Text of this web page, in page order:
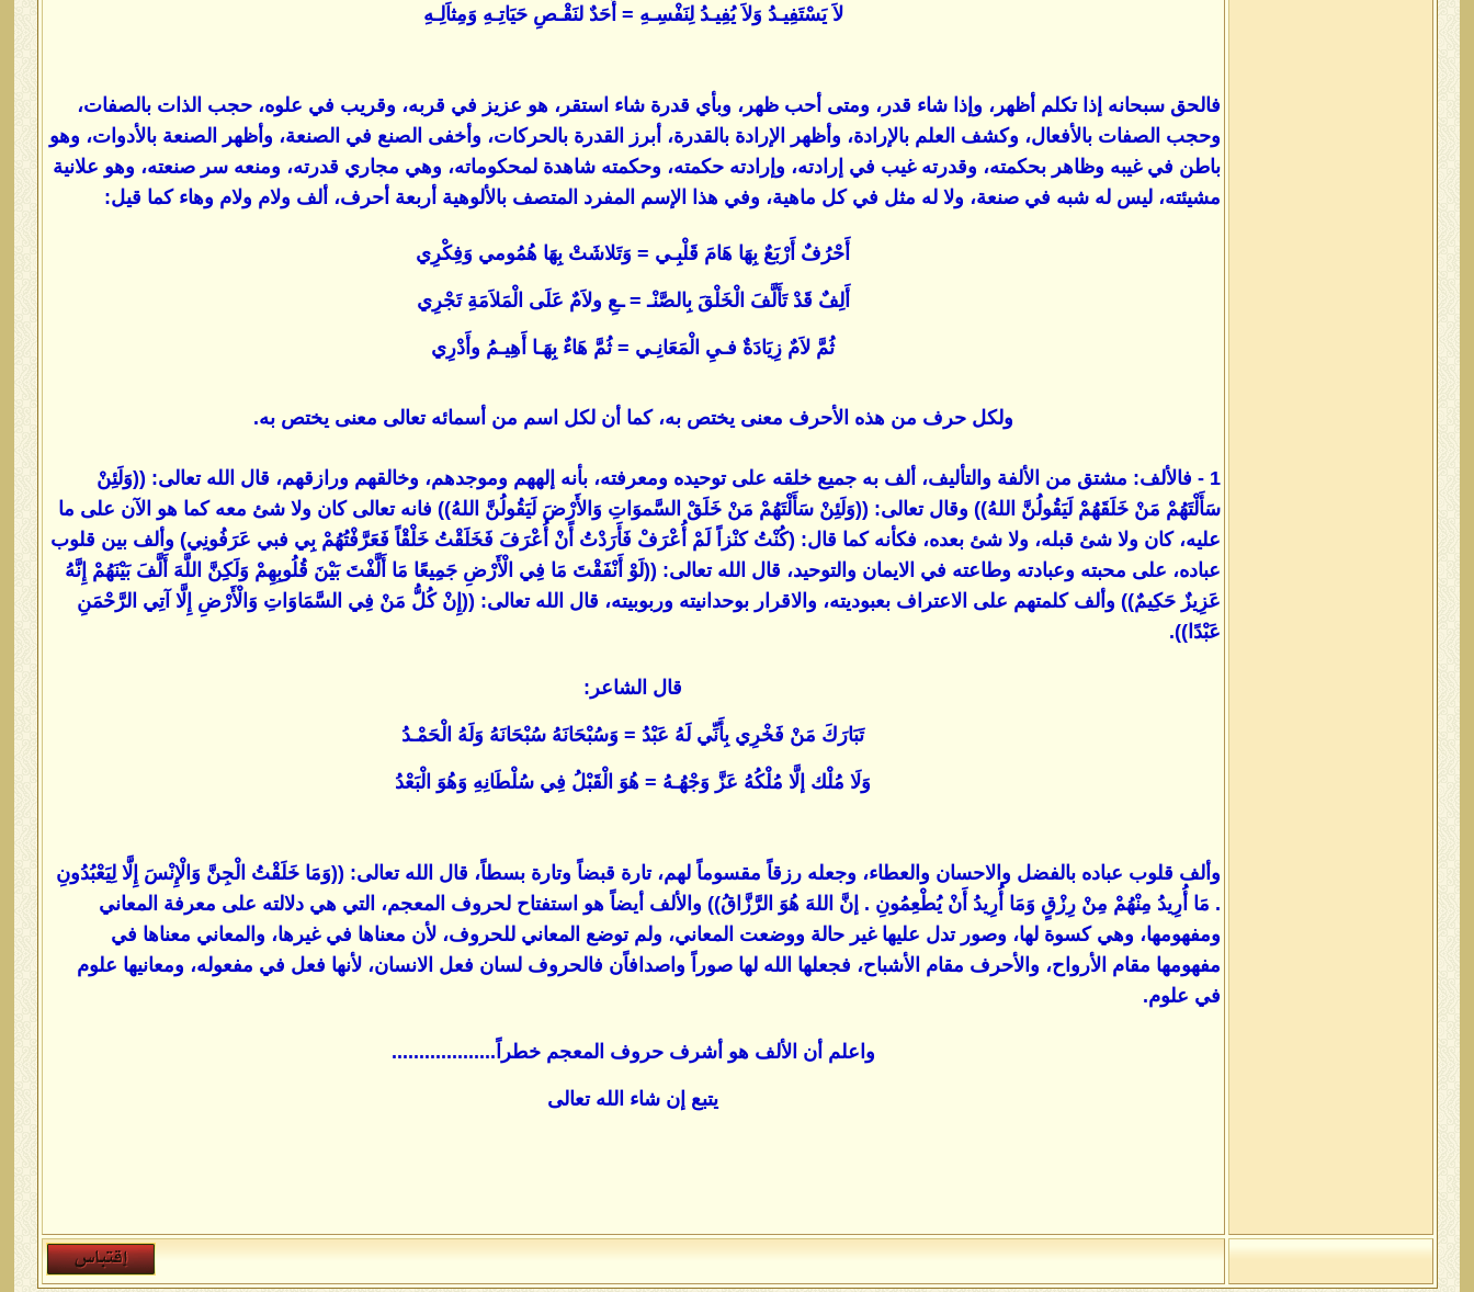
لاَ يَسْتَفِيـدُ وَلاَ يُفِيـدُ لِنَفْسِـهِ = أَحَدٌ لنَقْـصِ حَيَاتِـهِ وَمِثاَلِـهِ
فالحق سبحانه إذا تكلم أظهر، وإذا شاء قدر، ومتى أحب ظهر، وبأي قدرة شاء استقر، هو عزيز في قربه، وقريب في علوه، حجب الذات بالصفات،
وحجب الصفات بالأفعال، وكشف العلم بالإرادة، وأظهر الإرادة بالقدرة، أبرز القدرة بالحركات، وأخفى الصنع في الصنعة، وأظهر الصنعة بالأدوات، وهو
باطن في غيبه وظاهر بحكمته، وقدرته غيب في إرادته، وإرادته حكمته، وحكمته شاهدة لمحكوماته، وهي مجاري قدرته، ومنعه سر صنعته، وهو علانية
مشيئته، ليس له شبه في صنعة، ولا له مثل في كل ماهية، وفي هذا الإسم المفرد المتصف بالألوهية أربعة أحرف، ألف ولام ولام وهاء كما قيل:
أَحْرُفٌ أَرْبَعٌ بِهَا هَامَ قَلْبِـي = وَتَلاشَتْ بِهَا هُمُومي وَفِكْرِي
أَلِفٌ قَدْ تَأَلَّفَ الْخَلْقَ بِالصَّنْـ = ـعِ ولاَمٌ عَلَى الْمَلاَمَةِ تَجْرِي
ثُمَّ لاَمٌ زِيَادَةٌ فـيِ الْمَعَانِـي = ثُمَّ هَاءٌ بِهَـا أَهِيـمُ وأَدْرِي
ولكل حرف من هذه الأحرف معنى يختص به، كما أن لكل اسم من أسمائه تعالى معنى يختص به.
1 - فالألف: مشتق من الألفة والتأليف، ألف به جميع خلقه على توحيده ومعرفته، بأنه إلههم وموجدهم، وخالقهم ورازقهم، قال الله تعالى: ((وَلَئِنْ
سَأَلْتَهُمْ مَنْ خَلَقَهُمْ لَيَقُولُنَّ اللهُ)) وقال تعالى: ((وَلَئِنْ سَأَلْتَهُمْ مَنْ خَلَقْ السَّموَاتِ وَالأَرْضَ لَيَقُولُنَّ اللهُ)) فانه تعالى كان ولا شئ معه كما هو الآن على ما
عليه، كان ولا شئ قبله، ولا شئ بعده، فكأنه كما قال: (كُنْتُ كنْزاً لَمْ أُعْرَفْ فَأَرَدْتُ أًنْ أُعْرَفَ فَخَلَقْتُ خَلْقْاً فَعَرَّفْتُهُمْ بِي فبي عَرَفُونِي) وألف بين قلوب
عباده، على محبته وعبادته وطاعته في الايمان والتوحيد، قال الله تعالى: ((لَوْ أَنْفَقْتَ مَا فِي الْأَرْضِ جَمِيعًا مَا أَلَّفْتَ بَيْنَ قُلُوبِهِمْ وَلَكِنَّ اللَّهَ أَلَّفَ بَيْنَهُمْ إِنَّهُ
عَزِيزٌ حَكِيمٌ)) وألف كلمتهم على الاعتراف بعبوديته، والاقرار بوحدانيته وربوبيته، قال الله تعالى: ((إِنْ كُلُّ مَنْ فِي السَّمَاوَاتِ وَالْأَرْضِ إِلَّا آتِي الرَّحْمَنِ
عَبْدًا)).
قال الشاعر:
تَبَارَكَ مَنْ فَخْرِي بِأَنِّي لَهُ عَبْدُ = وَسُبْحَانَهُ سُبْحَانَهُ وَلَهُ الْحَمْـدُ
وَلَا مُلْك إلَّا مُلْكُهُ عَزَّ وَجْهُـهُ = هُوَ الْقَبْلُ فِي سُلْطَانِهِ وَهُوَ الْبَعْدُ
وألف قلوب عباده بالفضل والاحسان والعطاء، وجعله رزقاً مقسوماً لهم، تارة قبضاً وتارة بسطاً، قال الله تعالى: ((وَمَا خَلَقْتُ الْجِنَّ وَالْإِنْسَ إِلَّا لِيَعْبُدُونِ
. مَا أُرِيدُ مِنْهُمْ مِنْ رِزْقٍ وَمَا أُرِيدُ أَنْ يُطْعِمُونِ . إنَّ اللهَ هُوَ الرَّزَّاقُ)) والألف أيضاً هو استفتاح لحروف المعجم، التي هي دلالته على معرفة المعاني
ومفهومها، وهي كسوة لها، وصور تدل عليها غير حالة ووضعت المعاني، ولم توضع المعاني للحروف، لأن معناها في غيرها، والمعاني معناها في
مفهومها مقام الأرواح، والأحرف مقام الأشباح، فجعلها الله لها صوراً واصدافاًن فالحروف لسان فعل الانسان، لأنها فعل في مفعوله، ومعانيها علوم
في علوم.
واعلم أن الألف هو أشرف حروف المعجم خطراً...................
يتبع إن شاء الله تعالى